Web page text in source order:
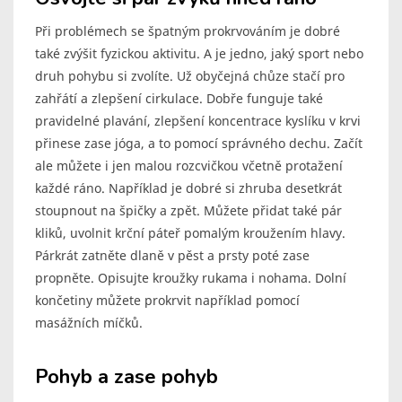
Při problémech se špatným prokrvováním je dobré
také zvýšit fyzickou aktivitu. A je jedno, jaký sport nebo
druh pohybu si zvolíte. Už obyčejná chůze stačí pro
zahřátí a zlepšení cirkulace. Dobře funguje také
pravidelné plavání, zlepšení koncentrace kyslíku v krvi
přinese zase jóga, a to pomocí správného dechu. Začít
ale můžete i jen malou rozcvičkou včetně protažení
každé ráno. Například je dobré si zhruba desetkrát
stoupnout na špičky a zpět. Můžete přidat také pár
kliků, uvolnit krční páteř pomalým kroužením hlavy.
Párkrát zatněte dlaně v pěst a prsty poté zase
propněte. Opisujte kroužky rukama i nohama. Dolní
končetiny můžete prokrvit například pomocí
masážních míčků.
Pohyb a zase pohyb